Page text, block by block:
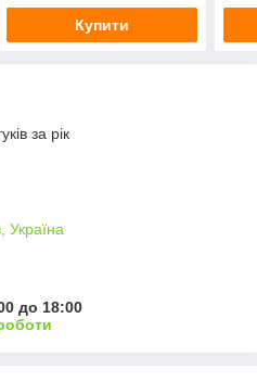
Купити
за рік
Україна
до 18:00